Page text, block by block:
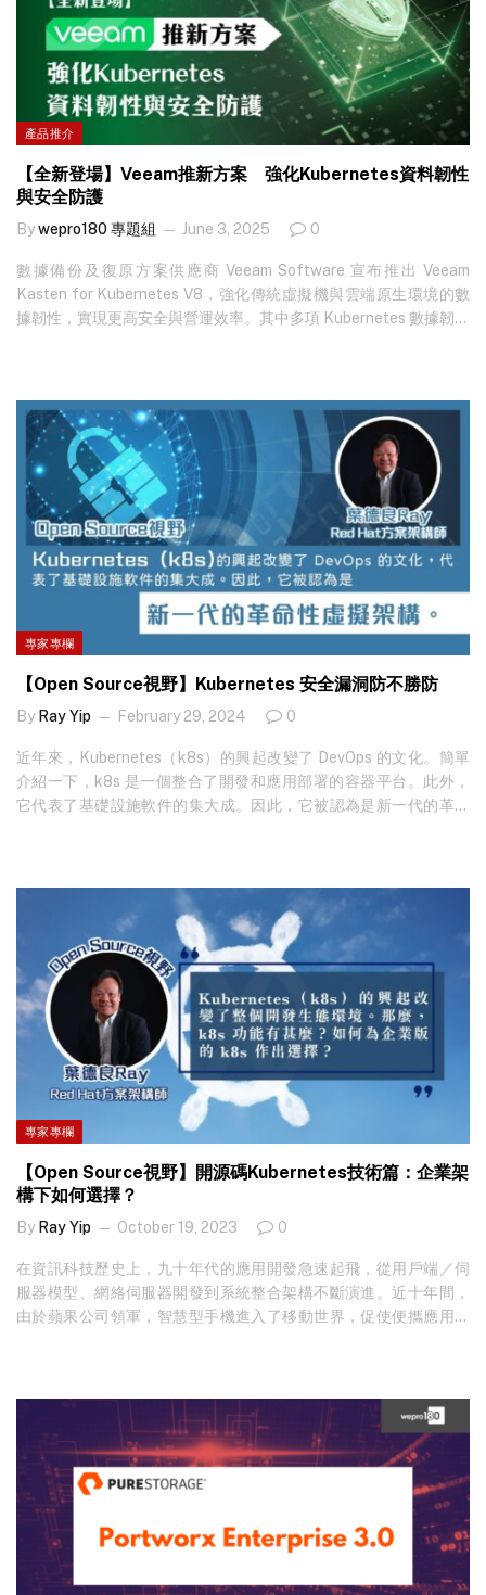
產品推介
【全新登場】Veeam推新方案 強化Kubernetes資料韌性
與安全防護
Bywepro180 專題組 June 3, 2025 0
數據備份及復原方案供應商 Veeam Software 宣布推出 Veeam
Kasten for Kubernetes V8，強化傳統虛擬機與雲端原生環境的數
據韌性，實現更高安全與營運效率。其中多項 Kubernetes 數據韌性
Kubernetes 環境的頂級數據韌性解決方案上的重大躍進。新版本讓
企業能在單一平台，無縫管理傳統虛擬機與現代應用程式，並確保
數據安全及可存取性。透過與…
專家專欄
【Open Source視野】Kubernetes 安全漏洞防不勝防
By Ray Yip February 29, 2024 0
近年來，Kubernetes（k8s）的興起改變了 DevOps 的文化。簡單
介紹一下，k8s 是一個整合了開發和應用部署的容器平台。此外，
它代表了基礎設施軟件的集大成。因此，它被認為是新一代的革命
隨著技術越來越自動化，考慮集成組件的漏洞的複雜性也在增加。
這不是一次性的過程，而是每天都需要進行維護和修正的任務。 想
睇更多專家見解？立即免費訂閱！ 有鑑於此，本文介紹了一款名為
Stackrox 的開源安全軟件，這是一款針對容器平台的自動化安全解
決方案。它是一個積極的平台，能夠自我保護、預先警告和進行修
正。作為一個端到端的容器安全平台，它需要考慮多方面的維護，
包括容器平台基礎層的每一個叢集節點、主系統的許多數據包、網
絡系統、插件和用戶程序。每個部分都需要持續監控和維護。讓我
們深入了解 Stackrox 這個強大的開源軟件的能力。 漏洞管理 在整
個軟件開發生命週期中，識別並修復容器映像和 Kubernetes 中的漏
洞。 合規性 根據 CIS 標準、NIST、PCI…
專家專欄
【Open Source視野】開源碼Kubernetes技術篇：企業架
構下如何選擇？
By Ray Yip October 19, 2023 0
在資訊科技歷史上，九十年代的應用開發急速起飛，從用戶端／伺
服器模型、網絡伺服器開發到系統整合架構不斷演進。近十年間，
由於蘋果公司領軍，智慧型手機進入了移動世界，促使便攜應用和
k8s 是一個開源的容器管理平台，幫助開發者充分發揮敏捷開發精
神，以及擴展和管理容器化應用程序。擁有內建負載平衡、自我修
復和滾動更新等功能，k8s 有助於提升應用程序的可用性和靈活
性，實現更快、更可靠的軟件發布。 企業級 k8s 的開源解決方案 市
場上有眾多基於 k8s 的開源解決方案，例如 GKE、AKS、EKS、
Rancher、OpenShift 等。選擇適合的平台需要多方面的考量和評
估。 企業被鎖定方案 許多…